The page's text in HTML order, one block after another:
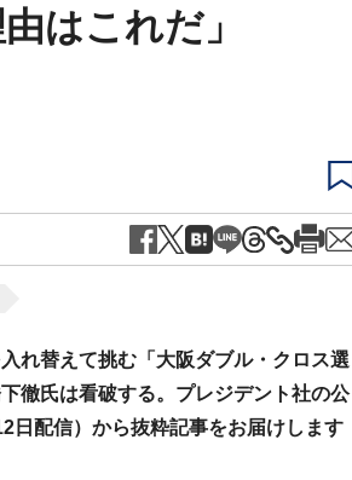
はこれだ」
れ替えて挑む「大阪ダブル・クロス選
徹氏は看破する。プレジデント社の公
日配信）から抜粋記事をお届けします